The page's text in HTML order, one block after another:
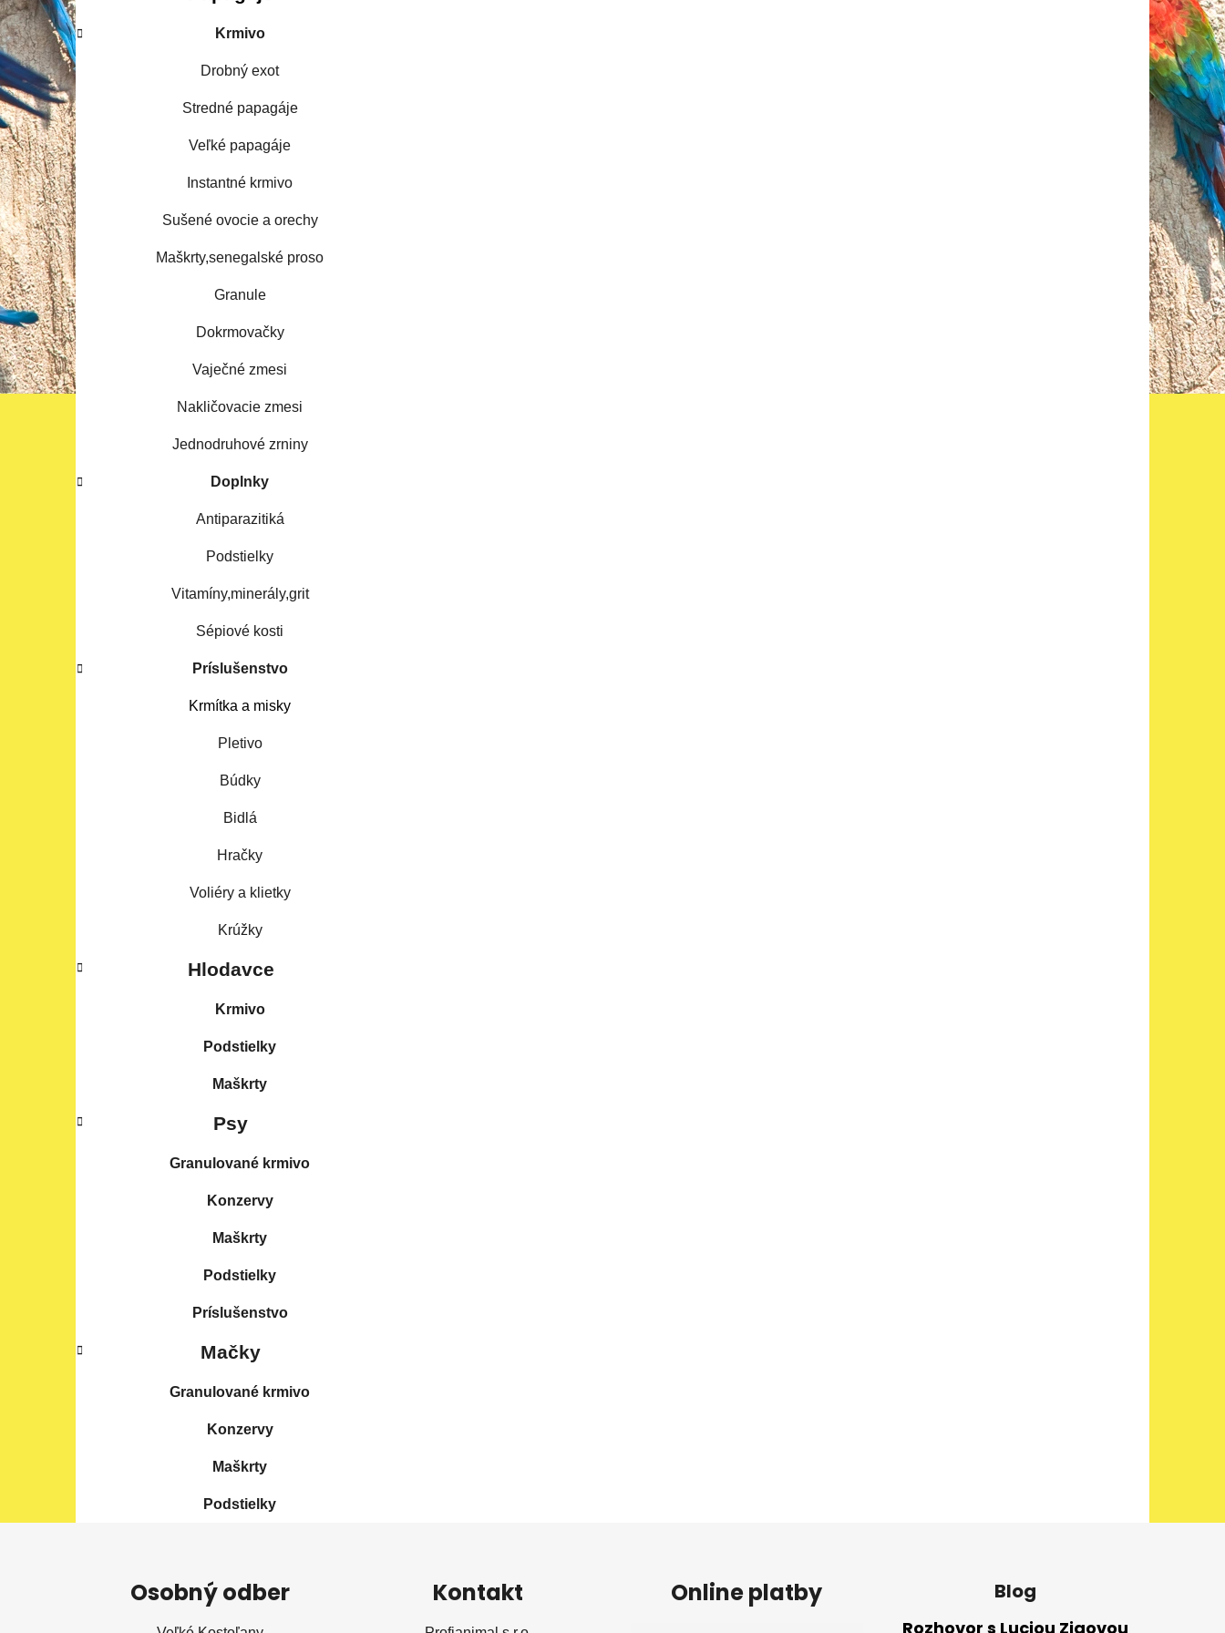
Krmivo
Drobný exot
Stredné papagáje
Veľké papagáje
Instantné krmivo
Sušené ovocie a orechy
Maškrty,senegalské proso
Granule
Dokrmovačky
Vaječné zmesi
Nakličovacie zmesi
Jednodruhové zrniny
Doplnky
Antiparazitiká
Podstielky
Vitamíny,minerály,grit
Sépiové kosti
Príslušenstvo
Krmítka a misky
Pletivo
Búdky
Bidlá
Hračky
Voliéry a klietky
Krúžky
Hlodavce
Krmivo
Podstielky
Maškrty
Psy
Granulované krmivo
Konzervy
Maškrty
Podstielky
Príslušenstvo
Mačky
Granulované krmivo
Konzervy
Maškrty
Podstielky
Osobný odber Kontakt Online platby Blog
Rozhovor s Luciou Zigovou